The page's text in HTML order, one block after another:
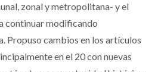
zonal y metropolitana- y el
continuar modificando
Propuso cambios en los artículos
en el 20 con nuevas